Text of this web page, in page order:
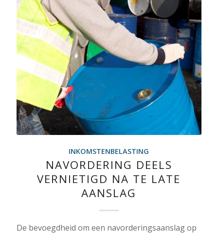
INKOMSTENBELASTING
NAVORDERING DEELS
VERNIETIGD NA TE LATE
AANSLAG
De bevoegdheid om een navorderingsaanslag op